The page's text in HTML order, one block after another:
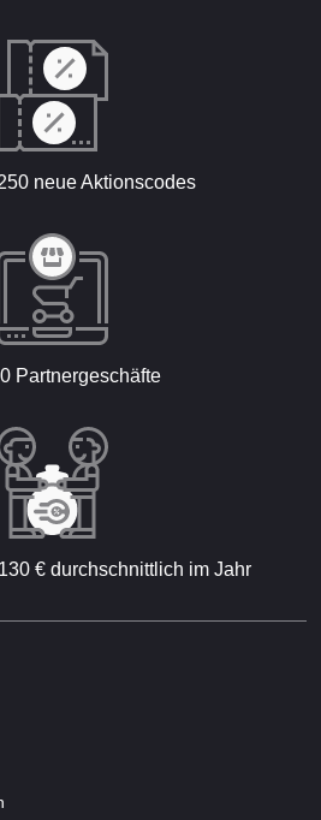
neue Aktionscodes
Partnergeschäfte
€ durchschnittlich im Jahr